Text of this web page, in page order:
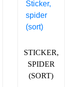
STICKER,
SPIDER
(SORT)